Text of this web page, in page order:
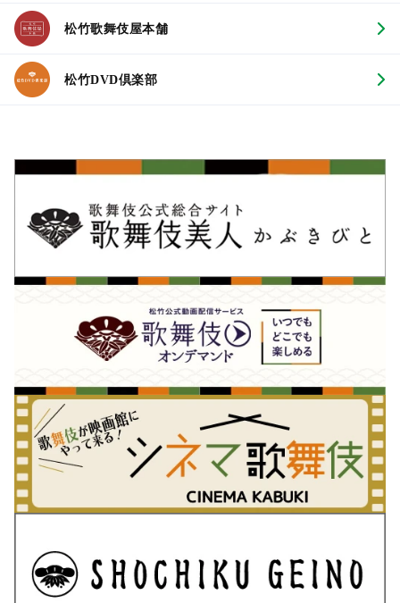
松竹歌舞伎屋本舗
松竹DVD倶楽部